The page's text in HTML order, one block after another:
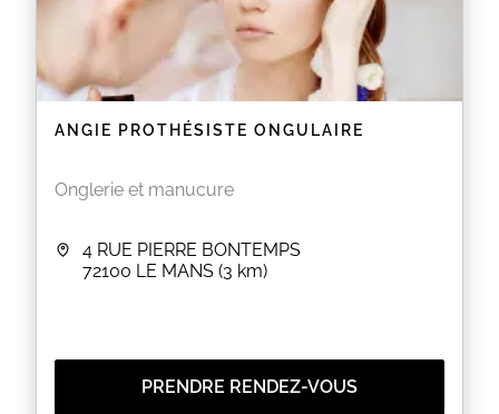
ANGIE PROTHÉSISTE ONGULAIRE
Onglerie et manucure
4 RUE PIERRE BONTEMPS
72100 LE MANS (3 km)
PRENDRE RENDEZ-VOUS